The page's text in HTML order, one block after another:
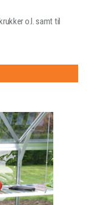
o.l. samt til